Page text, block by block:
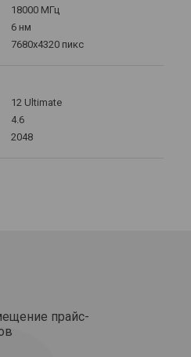
18000 МГц
6 нм
7680x4320 пикс
12 Ultimate
4.6
2048
прайс-